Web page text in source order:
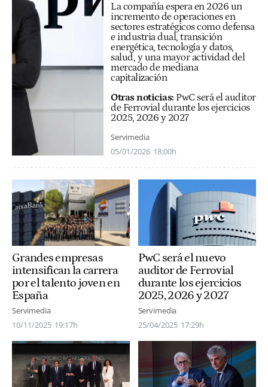
La compañía espera en 2026 un
incremento de operaciones en
sectores estratégicos como defensa
e industria dual, transición
energética, tecnología y datos,
salud, y una mayor actividad del
mercado de mediana
capitalización
Otras noticias: PwC será el auditor
de Ferrovial durante los ejercicios
2025, 2026 y 2027
Servimedia
05/01/2026 18:00h
Grandes empresas
intensifican la carrera
por el talento joven en
España
Servimedia
10/11/2025 19:17h
PwC será el nuevo
auditor de Ferrovial
durante los ejercicios
2025, 2026 y 2027
Servimedia
25/04/2025 17:29h